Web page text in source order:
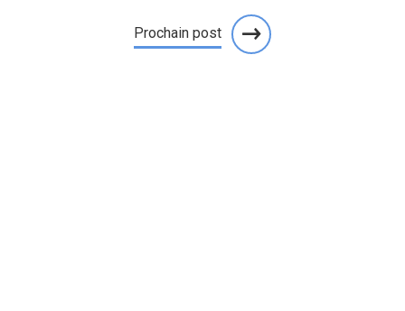
Prochain post